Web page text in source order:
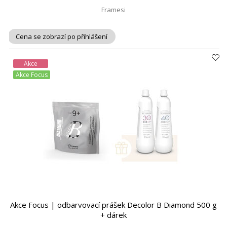
Framesi
Cena se zobrazí po přihlášení
Akce
Akce Focus
Akce Focus | odbarvovací prášek Decolor B Diamond 500 g
+ dárek